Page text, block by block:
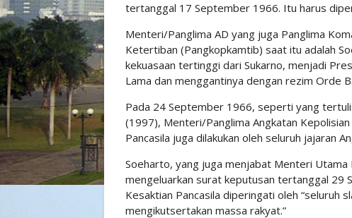
tertanggal 17 September 1966. Itu harus
Menteri/Panglima AD yang juga Panglima
Ketertiban (Pangkopkamtib) saat itu adalah
kekuasaan tertinggi dari Sukarno, menjadi
Lama dan menggantinya dengan rezim Orde
Pada 24 September 1966, seperti yang
(1997), Menteri/Panglima Angkatan
Pancasila juga dilakukan oleh seluruh jajaran
Soeharto, yang juga menjabat Menteri Utama
mengeluarkan surat keputusan tertanggal 29
Kesaktian Pancasila diperingati oleh “seluruh
mengikutsertakan massa rakyat.”